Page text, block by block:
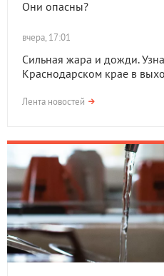
Они опасны?
вчера, 17:01
Сильная жара и дожди.
Краснодарском крае в
Лента новостей